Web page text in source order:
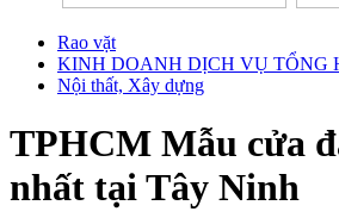
Rao vặt
KINH DOANH DỊCH VỤ TỔNG
Nội thất, Xây dựng
TPHCM Mẫu cửa
nhất tại Tây Ninh